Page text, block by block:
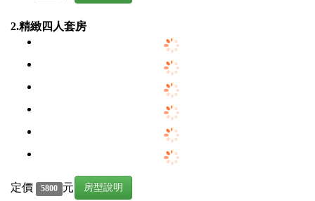
2.精緻四人套房
定價 5800 元 房型說明